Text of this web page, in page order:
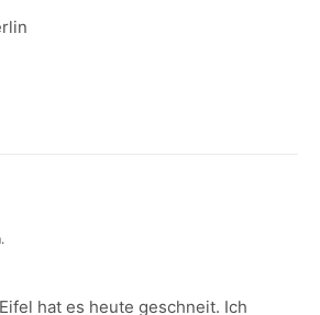
hat es heute geschneit. Ich